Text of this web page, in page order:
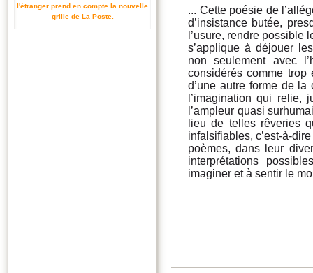
l'étranger prend en compte la nouvelle
grille de La Poste.
... Cette poésie de
d’insistance butée,
l’usure, rendre possible
s’applique à déjouer
non seulement avec
considérés comme trop
d’une autre forme de
l’imagination qui relie,
l’ampleur quasi
lieu de telles rêveries
infalsifiables, c’est-à-
poèmes, dans leur
interprétations
imaginer et à sentir le